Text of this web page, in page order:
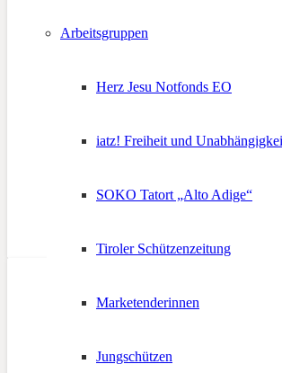
Arbeitsgruppen
Herz Jesu Notfonds EO
iatz! Freiheit und
SOKO Tatort „Alto Adige“
Tiroler Schützenzeitung
Marketenderinnen
Jungschützen
Jugendstudie des